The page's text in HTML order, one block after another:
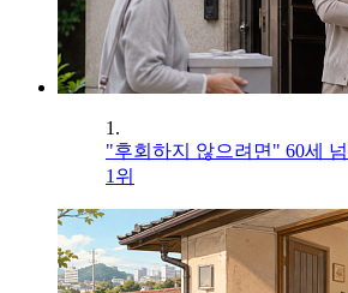
1.
"후회하지 않으려면" 60세
1위